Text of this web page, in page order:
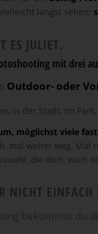
längst sehen:
ES JULIET.
mit drei
Outdoor- oder
in der Stadt, im
möglichst viele
mal weiter weg. Mal
die dich, euch
NICHT EINFACH